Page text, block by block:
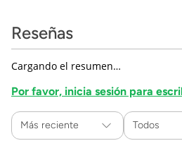
Reseñas
Cargando el resumen…
Por favor, inicia sesión para
Más reciente Todos